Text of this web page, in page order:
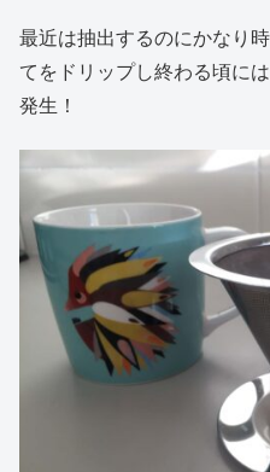
最近は抽出するのにかなり
てをドリップし終わる頃に
発生！